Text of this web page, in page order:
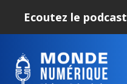
Ecoutez le podcast